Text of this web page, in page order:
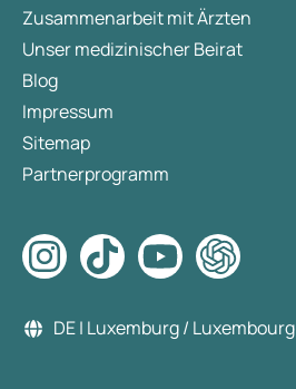
Zusammenarbeit mit Ärzten
Unser medizinischer Beirat
Blog
Impressum
Sitemap
Partnerprogramm
DE | Luxemburg / Luxembourg